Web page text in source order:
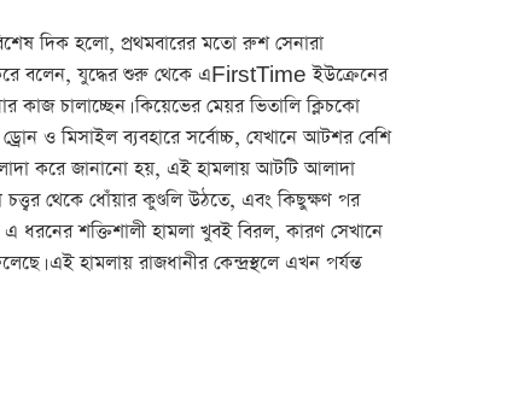
দিক হলো, প্রথমবারের মতো রুশ সেনারা
করে বলেন, যুদ্ধের শুরু থেকে এFirstTime ইউক্রেনের
কাজ চালাচ্ছেন। কিয়েভের মেয়র ভিতালি ক্লিচকো
ও মিসাইল ব্যবহারে সর্বোচ্চ, যেখানে আটশর বেশি
করে জানানো হয়, এই হামলায় আটটি আলাদা
থেকে ধোঁয়ার কুণ্ডলি উঠতে, এবং কিছুক্ষণ পর
ধরনের শক্তিশালী হামলা খুবই বিরল, কারণ সেখানে
এই হামলায় রাজধানীর কেন্দ্রস্থলে এখন পর্যন্ত